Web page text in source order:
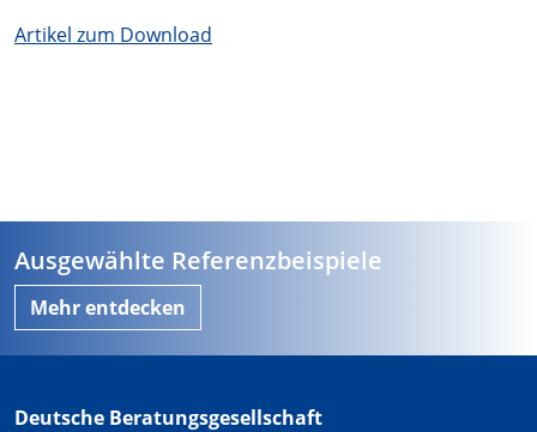
Artikel zum Download
Ausgewählte Referenzbeispiele
Mehr entdecken
Deutsche Beratungsgesellschaft